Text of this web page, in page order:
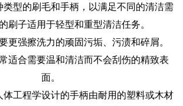
类型的刷毛和手柄，以满足不同的清洁需
刷子适用于轻型和重型清洁任务。
更强擦洗力的顽固污垢、污渍和碎屑。
适合需要温和清洁而不会刮伤的精致表
面。
体工程学设计的手柄由耐用的塑料或木材